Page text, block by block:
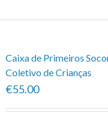
Caixa de Primeiros
Coletivo de Crianças
€55.00